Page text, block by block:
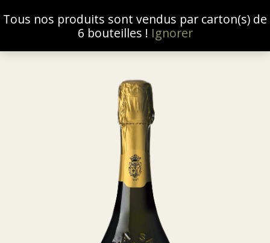
Tous nos produits sont vendus par carton(s) de
6 bouteilles ! Ignorer
0